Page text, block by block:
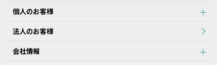
個人のお客様
法人のお客様
会社情報